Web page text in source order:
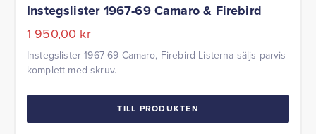
Instegslister 1967-69 Camaro & Firebird
1 950,00 kr
Instegslister 1967-69 Camaro, Firebird Listerna säljs parvis
komplett med skruv.
TILL PRODUKTEN